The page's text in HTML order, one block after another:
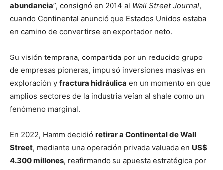
abundancia”, consignó en 2014 al Wall Street Journal,
cuando Continental anunció que Estados Unidos estaba
en camino de convertirse en exportador neto.
Su visión temprana, compartida por un reducido grupo
de empresas pioneras, impulsó inversiones masivas en
exploración y fractura hidráulica en un momento en que
amplios sectores de la industria veían al shale como un
fenómeno marginal.
En 2022, Hamm decidió retirar a Continental de Wall
Street, mediante una operación privada valuada en US$
4.300 millones, reafirmando su apuesta estratégica por